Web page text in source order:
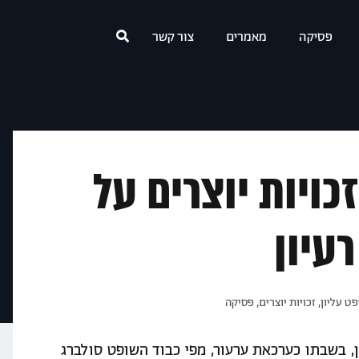
פסיקה מאמרים צור קשר
יוצרים על
עליון, זכויות יוצרים, פסיקה
העליון, בשבתו כערכאת ערעור, מפי כבוד השופט סולברג